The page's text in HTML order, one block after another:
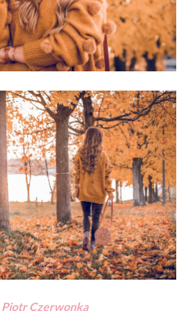
Piotr Czerwonka